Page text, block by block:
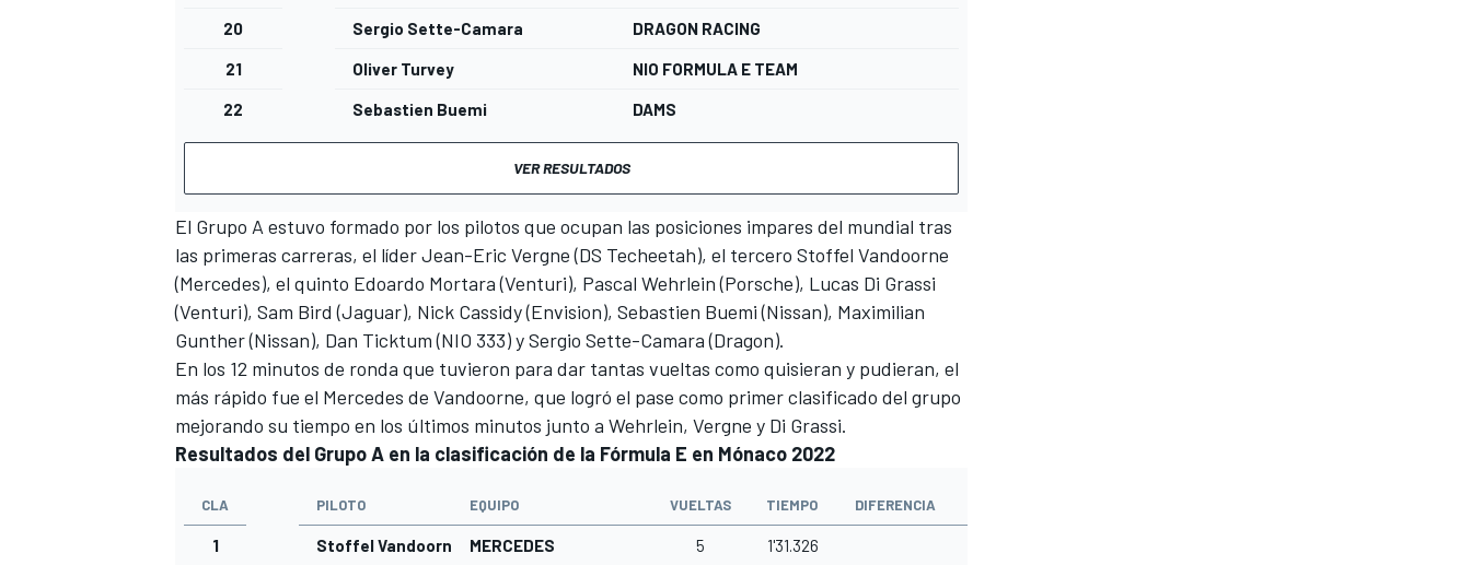
20 Sergio Sette-Camara DRAGON RACING
21 Oliver Turvey NIO FORMULA E TEAM
22 Sebastien Buemi DAMS
VER RESULTADOS
El Grupo A estuvo formado por los pilotos que ocupan las posiciones impares del mundial tras
las primeras carreras, el líderJean-Eric Vergne(DS Techeetah), el tercero Stoffel Vandoorne
(Mercedes), el quinto Edoardo Mortara(Venturi), Pascal Wehrlein(Porsche), Lucas Di Grassi
(Venturi), Sam Bird (Jaguar), Nick Cassidy(Envision), Sebastien Buemi(Nissan), Maximilian
Gunther(Nissan), Dan Ticktum(NIO 333) ySergio Sette-Camara(Dragon).
En los 12 minutos de ronda que tuvieron para dar tantas vueltas como quisieran y pudieran, el
más rápido fue el Mercedes de Vandoorne, que logró el pase como primer clasificado del grupo
mejorando su tiempo en los últimos minutos junto a Wehrlein, Vergne y Di Grassi.
Resultados del Grupo A en la clasificación de la Fórmula E en Mónaco 2022
CLA PILOTO EQUIPO VUELTAS TIEMPO DIFERENCIA
1 Stoffel Vandoorne MERCEDES 5 1'31.326